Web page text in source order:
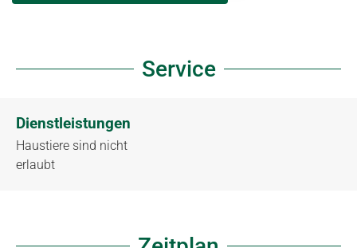
Service
Dienstleistungen
Haustiere sind nicht
erlaubt